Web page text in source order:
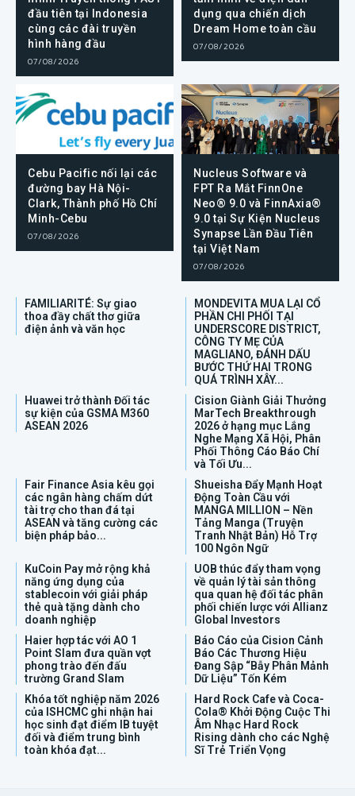
đầu tiên tại Indonesia
cùng các đài truyền
hình hàng đầu
07/08/2026
dụng qua chiến dịch
Dream Home toàn cầu
07/08/2026
Cebu Pacific nối lại các
đường bay Hà Nội-
Clark, Thành phố Hồ Chí
Minh-Cebu
07/08/2026
Nucleus Software và
FPT Ra Mắt FinnOne
Neo® 9.0 và FinnAxia®
9.0 tại Sự Kiện Nucleus
Synapse Lần Đầu Tiên
tại Việt Nam
07/08/2026
FAMILIARITÉ: Sự giao
thoa đầy chất thơ giữa
điện ảnh và văn học
MONDEVITA MUA LẠI CỔ
PHẦN CHI PHỐI TẠI
UNDERSCORE DISTRICT,
CÔNG TY MẸ CỦA
MAGLIANO, ĐÁNH DẤU
BƯỚC THỨ HAI TRONG
QUÁ TRÌNH XÂY...
Huawei trở thành Đối tác
sự kiện của GSMA M360
ASEAN 2026
Cision Giành Giải Thưởng
MarTech Breakthrough
2026 ở hạng mục Lắng
Nghe Mạng Xã Hội, Phân
Phối Thông Cáo Báo Chí
và Tối Ưu...
Fair Finance Asia kêu gọi
các ngân hàng chấm dứt
tài trợ cho than đá tại
ASEAN và tăng cường các
biện pháp bảo...
Shueisha Đẩy Mạnh Hoạt
Động Toàn Cầu với
MANGA MILLION – Nền
Tảng Manga (Truyện
Tranh Nhật Bản) Hỗ Trợ
100 Ngôn Ngữ
KuCoin Pay mở rộng khả
năng ứng dụng của
stablecoin với giải pháp
thẻ quà tặng dành cho
doanh nghiệp
UOB thúc đẩy tham vọng
về quản lý tài sản thông
qua quan hệ đối tác phân
phối chiến lược với Allianz
Global Investors
Haier hợp tác với AO 1
Point Slam đưa quần vợt
phong trào đến đấu
trường Grand Slam
Báo Cáo của Cision Cảnh
Báo Các Thương Hiệu
Đang Sập “Bẫy Phân Mảnh
Dữ Liệu” Tốn Kém
Khóa tốt nghiệp năm 2026
của ISHCMC ghi nhận hai
học sinh đạt điểm IB tuyệt
đối và điểm trung bình
toàn khóa đạt...
Hard Rock Cafe và Coca-
Cola® Khởi Động Cuộc Thi
Âm Nhạc Hard Rock
Rising dành cho các Nghệ
Sĩ Trẻ Triển Vọng